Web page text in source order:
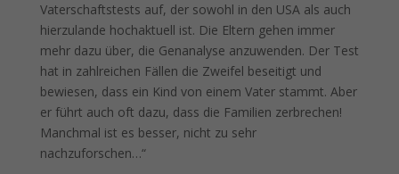
Vaterschaftstests auf, der sowohl in den USA als auch
hierzulande hochaktuell ist. Die Eltern gehen immer
mehr dazu über, die Genanalyse anzuwenden. Der Test
hat in zahlreichen Fällen die Zweifel beseitigt und
bewiesen, dass ein Kind von einem Vater stammt. Aber
er führt auch oft dazu, dass die Familien zerbrechen!
Manchmal ist es besser, nicht zu sehr
nachzuforschen…“